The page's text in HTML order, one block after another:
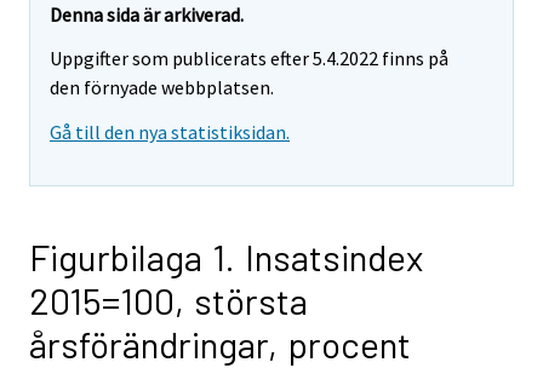
Denna sida är arkiverad.
Uppgifter som publicerats efter 5.4.2022 finns på
den förnyade webbplatsen.
Gå till den nya statistiksidan.
Figurbilaga 1. Insatsindex
2015=100, största
årsförändringar, procent